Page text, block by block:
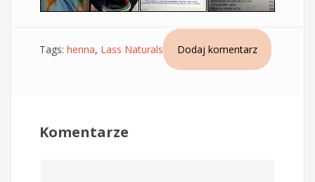
Tags: henna, Lass Naturals Dodaj komentarz
Komentarze